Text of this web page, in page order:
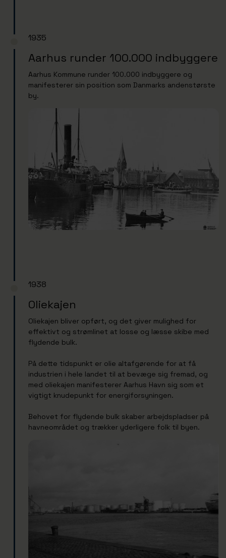
1935
Aarhus runder 100.000 indbyggere
Aarhus Kommune runder 100.000 indbyggere og
manifesterer sin position som Danmarks andenstørste
by.
1938
Oliekajen
Oliekajen bliver opført, og det giver mulighed for
effektivt og strømlinet at losse og læsse skibe med
flydende bulk.
På dette tidspunkt er olie altafgørende for at få
industrien i hele landet til at bevæge sig fremad, og
med oliekajen manifesterer Aarhus Havn sig som et
vigtigt knudepunkt for energiforsyningen.
Behovet for flydende bulk skaber arbejdspladser på
havneområdet og trækker yderligere folk til byen.